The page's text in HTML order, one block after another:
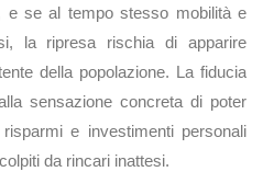
e se al tempo stesso mobilità e
la ripresa rischia di apparire
della popolazione. La fiducia
sensazione concreta di poter
e investimenti personali
da rincari inattesi.